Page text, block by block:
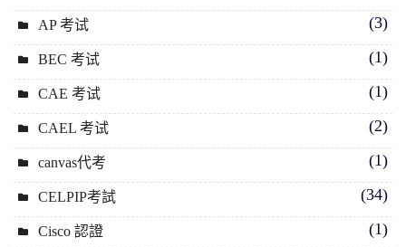
AP 考试 (3)
BEC 考试 (1)
CAE 考试 (1)
CAEL 考试 (2)
canvas代考 (1)
CELPIP考試 (34)
Cisco 認證 (1)